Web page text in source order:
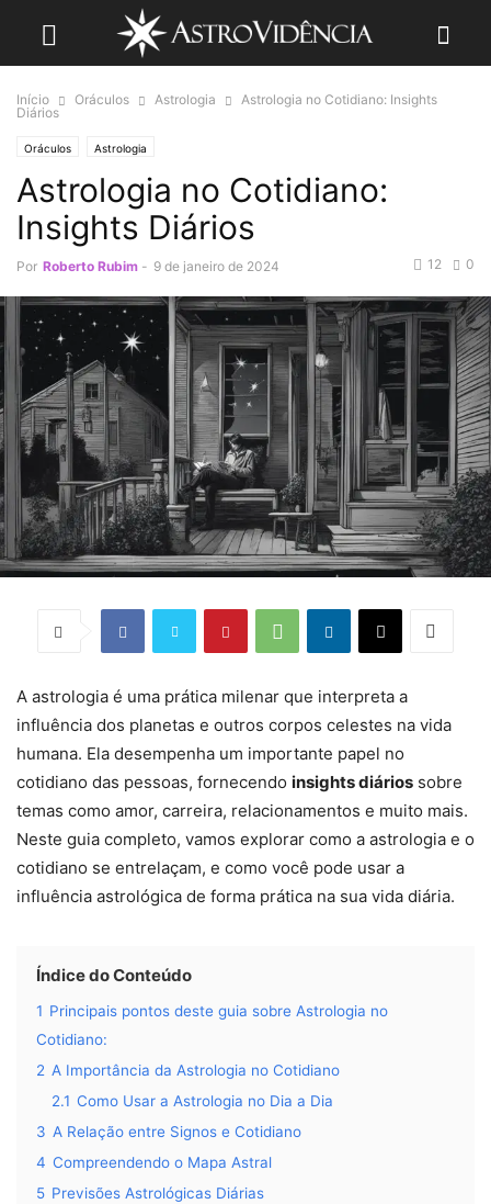
Início Oráculos Astrologia
Astrologia no Cotidiano: Insights
Diários
Oráculos Astrologia
Astrologia no Cotidiano:
Insights Diários
Por Roberto Rubim - 9 de janeiro de 2024 0
12
A astrologia é uma prática milenar que interpreta a
influência dos planetas e outros corpos celestes na vida
humana. Ela desempenha um importante papel no
cotidiano das pessoas, fornecendo insights diários sobre
temas como amor, carreira, relacionamentos e muito mais.
Neste guia completo, vamos explorar como a astrologia e o
cotidiano se entrelaçam, e como você pode usar a
influência astrológica de forma prática na sua vida diária.
Índice do Conteúdo
1 Principais pontos deste guia sobre Astrologia no
Cotidiano:
2 A Importância da Astrologia no Cotidiano
2.1 Como Usar a Astrologia no Dia a Dia
3 A Relação entre Signos e Cotidiano
4 Compreendendo o Mapa Astral
5 Previsões Astrológicas Diárias